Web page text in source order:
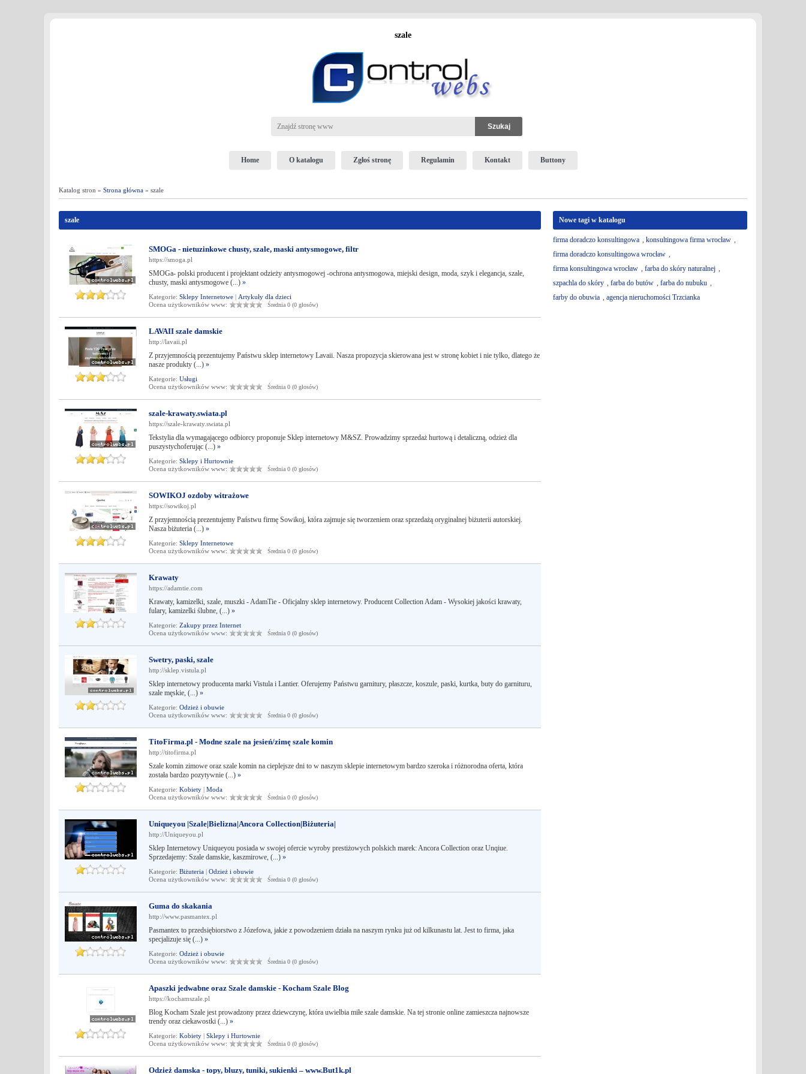
szale
Home O katalogu Zgłoś stronę Regulamin Kontakt Buttony
Katalog stron » Strona główna » szale
szale
SMOGa - nietuzinkowe chusty, szale, maski antysmogowe, filtr
https://smoga.pl
SMOGa- polski producent i projektant odzieży antysmogowej -ochrona antysmogowa, miejski design, moda, szyk i elegancja, szale,
chusty, maski antysmogowe (...) »
Kategorie: Sklepy Internetowe | Artykuły dla dzieci
Ocena użytkowników www:
Średnia 0 (0 głosów)
LAVAII szale damskie
http://lavaii.pl
Z przyjemnością prezentujemy Państwu sklep internetowy Lavaii. Nasza propozycja skierowana jest w stronę kobiet i nie tylko, dlatego że
nasze produkty (...) »
Kategorie: Usługi
Ocena użytkowników www:
Średnia 0 (0 głosów)
szale-krawaty.swiata.pl
https://szale-krawaty.swiata.pl
Tekstylia dla wymagającego odbiorcy proponuje Sklep internetowy M&SZ. Prowadzimy sprzedaż hurtową i detaliczną, odzież dla
puszystychoferując (...) »
Kategorie: Sklepy i Hurtownie
Ocena użytkowników www:
Średnia 0 (0 głosów)
SOWIKOJ ozdoby witrażowe
https://sowikoj.pl
Z przyjemnością prezentujemy Państwu firmę Sowikoj, która zajmuje się tworzeniem oraz sprzedażą oryginalnej biżuterii autorskiej.
Nasza biżuteria (...) »
Kategorie: Sklepy Internetowe
Ocena użytkowników www:
Średnia 0 (0 głosów)
Krawaty
https://adamtie.com
Krawaty, kamizelki, szale, muszki - AdamTie - Oficjalny sklep internetowy. Producent Collection Adam - Wysokiej jakości krawaty,
fulary, kamizelki ślubne, (...) »
Kategorie: Zakupy przez Internet
Ocena użytkowników www:
Średnia 0 (0 głosów)
Swetry, paski, szale
http://sklep.vistula.pl
Sklep internetowy producenta marki Vistula i Lantier. Oferujemy Państwu garnitury, płaszcze, koszule, paski, kurtka, buty do garnituru,
szale męskie, (...) »
Kategorie: Odzież i obuwie
Ocena użytkowników www:
Średnia 0 (0 głosów)
TitoFirma.pl - Modne szale na jesień/zimę szale komin
http://titofirma.pl
Szale komin zimowe oraz szale komin na cieplejsze dni to w naszym sklepie internetowym bardzo szeroka i różnorodna oferta, która
została bardzo pozytywnie (...) »
Kategorie: Kobiety | Moda
Ocena użytkowników www:
Średnia 0 (0 głosów)
Uniqueyou |Szale|Bielizna|Ancora Collection|Biżuteria|
http://Uniqueyou.pl
Sklep Internetowy Uniqueyou posiada w swojej ofercie wyroby prestiżowych polskich marek: Ancora Collection oraz Unqiue.
Sprzedajemy: Szale damskie, kaszmirowe, (...) »
Kategorie: Biżuteria | Odzież i obuwie
Ocena użytkowników www:
Średnia 0 (0 głosów)
Guma do skakania
http://www.pasmantex.pl
Pasmantex to przedsiębiorstwo z Józefowa, jakie z powodzeniem działa na naszym rynku już od kilkunastu lat. Jest to firma, jaka
specjalizuje się (...) »
Kategorie: Odzież i obuwie
Ocena użytkowników www:
Średnia 0 (0 głosów)
Apaszki jedwabne oraz Szale damskie - Kocham Szale Blog
https://kochamszale.pl
Blog Kocham Szale jest prowadzony przez dziewczynę, która uwielbia miłe szale damskie. Na tej stronie online zamieszcza najnowsze
trendy oraz ciekawostki (...) »
Kategorie: Kobiety | Sklepy i Hurtownie
Ocena użytkowników www:
Średnia 0 (0 głosów)
Odzież damska - topy, bluzy, tuniki, sukienki – www.But1k.pl
Nowe tagi w katalogu
firma doradczo konsultingowa , konsultingowa firma wrocław ,
firma doradczo konsultingowa wrocław ,
firma konsultingowa wrocław , farba do skóry naturalnej ,
szpachla do skóry , farba do butów , farba do nubuku ,
farby do obuwia , agencja nieruchomości Trzcianka